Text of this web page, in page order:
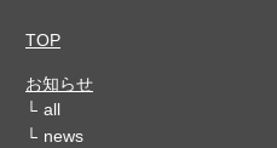
TOP
お知らせ
all
news